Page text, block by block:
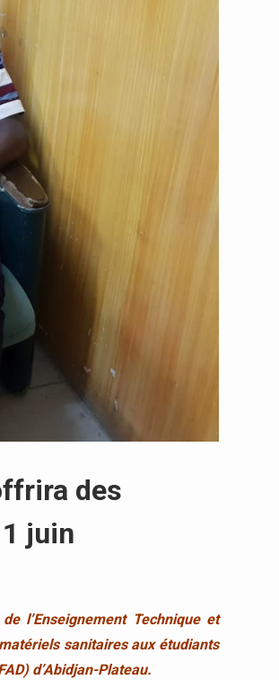
des
juin
l’Enseignement Technique et
sanitaires aux étudiants
d’Abidjan-Plateau.